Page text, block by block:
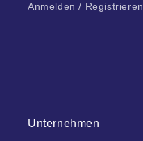
Anmelden / Registrieren
Unternehmen